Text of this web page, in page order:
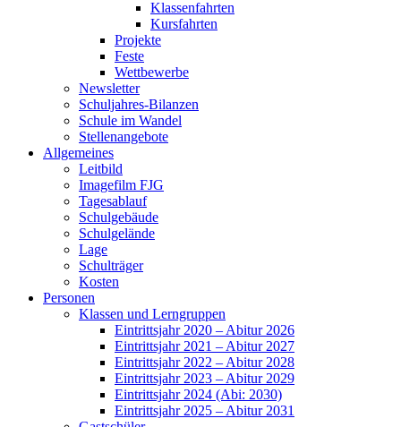
Klassenfahrten
Kursfahrten
Projekte
Feste
Wettbewerbe
Newsletter
Schuljahres-Bilanzen
Schule im Wandel
Stellenangebote
Allgemeines
Leitbild
Imagefilm FJG
Tagesablauf
Schulgebäude
Schulgelände
Lage
Schulträger
Kosten
Personen
Klassen und Lerngruppen
Eintrittsjahr 2020 – Abitur 2026
Eintrittsjahr 2021 – Abitur 2027
Eintrittsjahr 2022 – Abitur 2028
Eintrittsjahr 2023 – Abitur 2029
Eintrittsjahr 2024 (Abi: 2030)
Eintrittsjahr 2025 – Abitur 2031